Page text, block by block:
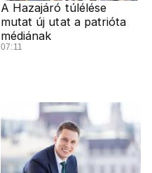
A Hazajáró túlélése
mutat új utat a patrióta
médiának
07:11